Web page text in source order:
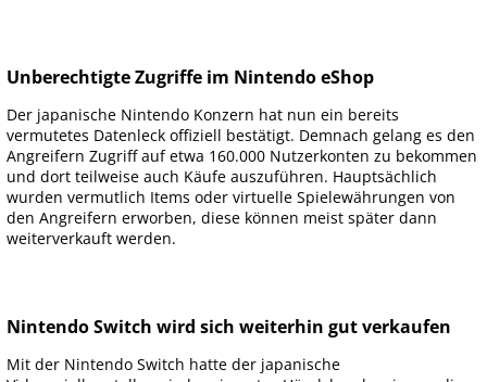
Unberechtigte Zugriffe im Nintendo eShop
Der japanische Nintendo Konzern hat nun ein bereits
vermutetes Datenleck offiziell bestätigt. Demnach gelang es den
Angreifern Zugriff auf etwa 160.000 Nutzerkonten zu bekommen
und dort teilweise auch Käufe auszuführen. Hauptsächlich
wurden vermutlich Items oder virtuelle Spielewährungen von
den Angreifern erworben, diese können meist später dann
weiterverkauft werden.
Nintendo Switch wird sich weiterhin gut verkaufen
Mit der Nintendo Switch hatte der japanische